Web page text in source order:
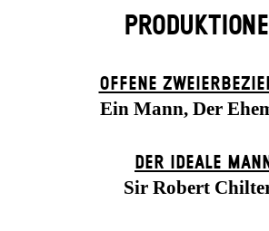
OFFENE
Ein Mann, Der
DER IDEALE MANN
Sir Robert